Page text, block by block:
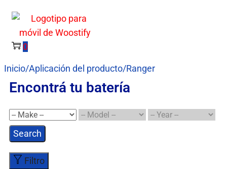
0
Inicio/Aplicación del producto/Ranger
Encontrá tu batería
Search
Filtro